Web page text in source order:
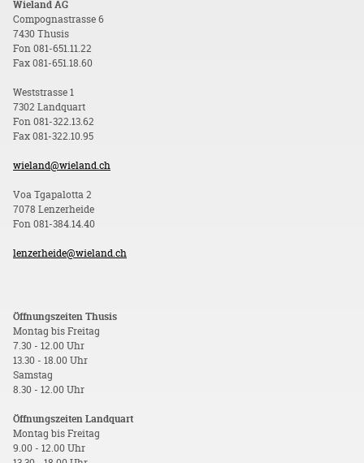
Wieland AG
Compognastrasse 6
7430 Thusis
Fon 081-651.11.22
Fax 081-651.18.60
Weststrasse 1
7302 Landquart
Fon 081-322.13.62
Fax 081-322.10.95
wieland@wieland.ch
Voa Tgapalotta 2
7078 Lenzerheide
Fon 081-384.14.40
lenzerheide@wieland.ch
Öffnungszeiten Thusis
Montag bis Freitag
7.30 - 12.00 Uhr
13.30 - 18.00 Uhr
Samstag
8.30 - 12.00 Uhr
Öffnungszeiten Landquart
Montag bis Freitag
9.00 - 12.00 Uhr